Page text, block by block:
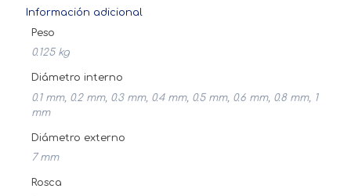
Información adicional
Peso
0.125 kg
Diámetro interno
0.1 mm, 0.2 mm, 0.3 mm, 0.4 mm, 0.5 mm, 0.6 mm, 0.8 mm, 1
mm
Diámetro externo
7 mm
Rosca